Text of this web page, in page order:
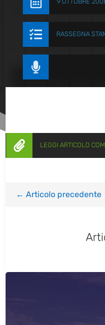
 RASSEGNA

 LEGGI ARTICOLO
←Articolo precedente